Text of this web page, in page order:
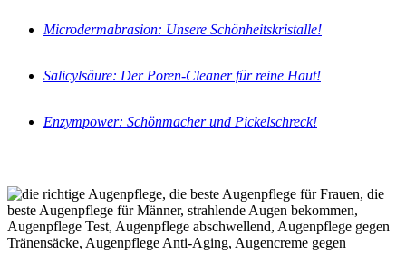
Microdermabrasion: Unsere Schönheitskristalle!
Salicylsäure: Der Poren-Cleaner für reine Haut!
Enzympower: Schönmacher und Pickelschreck!